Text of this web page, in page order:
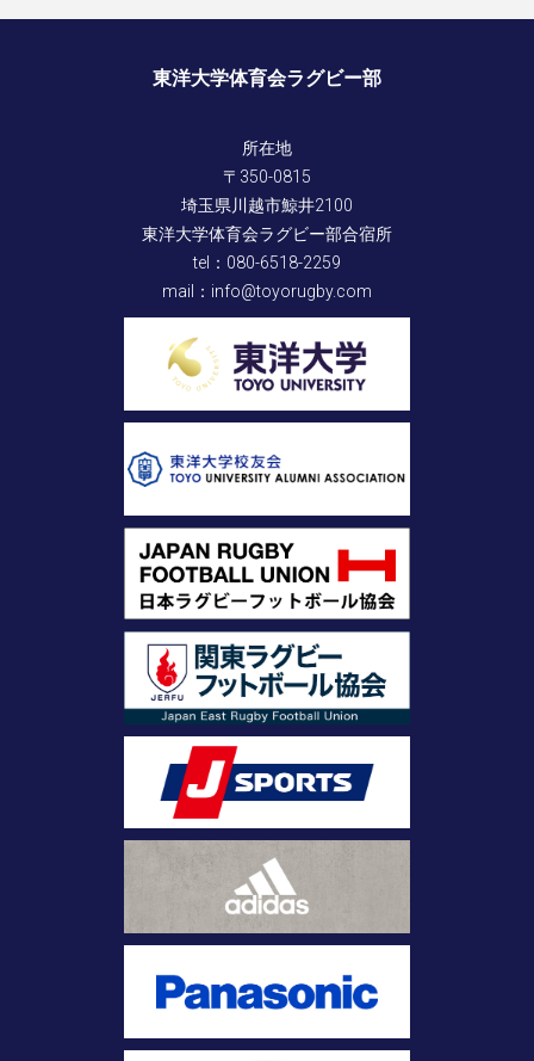
東洋大学体育会ラグビー部
所在地
〒350-0815
埼玉県川越市鯨井2100
東洋大学体育会ラグビー部合宿所
tel：080-6518-2259
mail：info@toyorugby.com